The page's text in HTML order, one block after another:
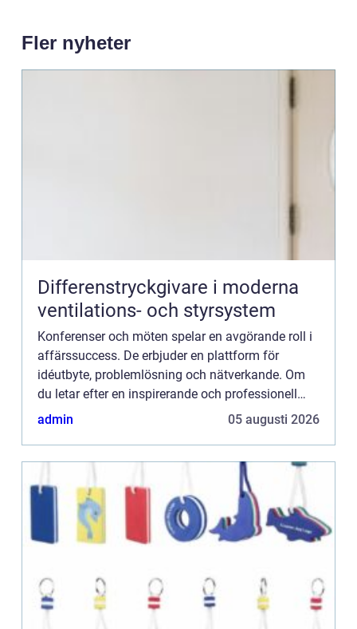
Fler nyheter
Differenstryckgivare i moderna
ventilations- och styrsystem
Konferenser och möten spelar en avgörande roll i
affärssuccess. De erbjuder en plattform för
idéutbyte, problemlösning och nätverkande. Om
du letar efter en inspirerande och professionell
miljö för din n...
admin 05 augusti 2026